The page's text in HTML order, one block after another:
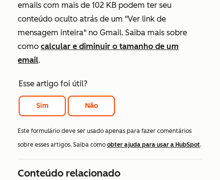
emails com mais de 102 KB podem ter seu
conteúdo oculto atrás de um "Ver link de
mensagem inteira" no Gmail. Saiba mais sobre
como calcular e diminuir o tamanho de um
email.
Esse artigo foi útil?
Sim Não
Este formulário deve ser usado apenas para fazer comentários
sobre esses artigos. Saiba como obter ajuda para usar a HubSpot.
Conteúdo relacionado